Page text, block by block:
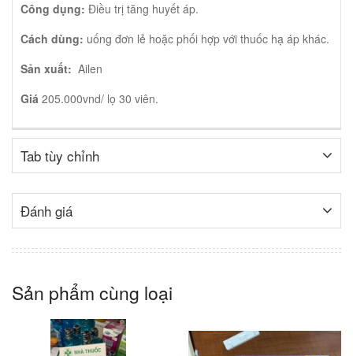
Công dụng: Điều trị tăng huyết áp.
Cách dùng: uống đơn lẻ hoặc phối hợp với thuốc hạ áp khác.
Sản xuất: Ailen
Giá 205.000vnd/ lọ 30 viên.
Tab tùy chỉnh
Đánh giá
Sản phẩm cùng loại